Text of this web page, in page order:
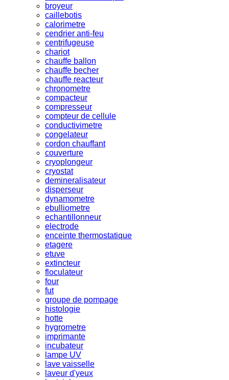
broyeur
caillebotis
calorimetre
cendrier anti-feu
centrifugeuse
chariot
chauffe ballon
chauffe becher
chauffe reacteur
chronometre
compacteur
compresseur
compteur de cellule
conductivimetre
congelateur
cordon chauffant
couverture
cryoplongeur
cryostat
demineralisateur
disperseur
dynamometre
ebulliometre
echantillonneur
electrode
enceinte thermostatique
etagere
etuve
extincteur
floculateur
four
fut
groupe de pompage
histologie
hotte
hygrometre
imprimante
incubateur
lampe UV
lave vaisselle
laveur d'yeux